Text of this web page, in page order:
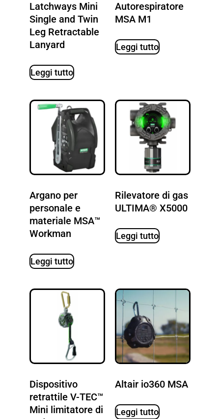
Latchways Mini
Single and Twin
Leg Retractable
Lanyard
Leggi tutto
Autorespiratore
MSA M1
Leggi tutto
Argano per
personale e
materiale MSA™
Workman
Leggi tutto
Rilevatore di gas
ULTIMA® X5000
Leggi tutto
Dispositivo
retrattile V-TEC™
Mini limitatore di
Altair io360 MSA
Leggi tutto